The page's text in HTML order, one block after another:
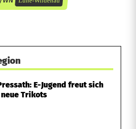
E-Jugend freut sich
Trikots